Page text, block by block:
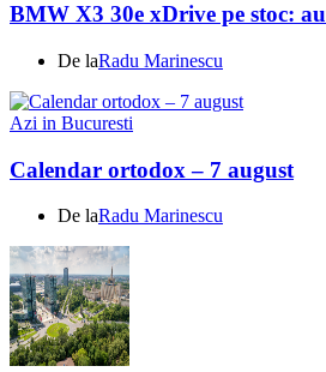
BMW X3 30e xDrive pe stoc:
De laRadu Marinescu
Azi in Bucuresti
Calendar ortodox – 7 august
De laRadu Marinescu